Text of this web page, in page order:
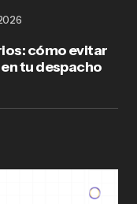
cómo evitar
tu despacho